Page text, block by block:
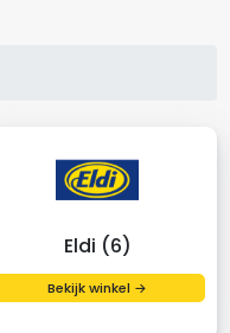
Eldi (6)
Bekijk winkel →